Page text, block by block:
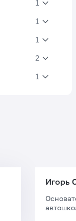
1
1
1
2
1
Игорь